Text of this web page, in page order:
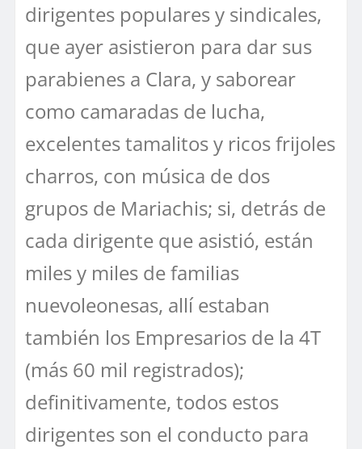
dirigentes populares y sindicales,
que ayer asistieron para dar sus
parabienes a Clara, y saborear
como camaradas de lucha,
excelentes tamalitos y ricos frijoles
charros, con música de dos
grupos de Mariachis; si, detrás de
cada dirigente que asistió, están
miles y miles de familias
nuevoleonesas, allí estaban
también los Empresarios de la 4T
(más 60 mil registrados);
definitivamente, todos estos
dirigentes son el conducto para